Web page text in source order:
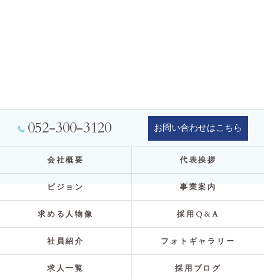
052-300-3120 お問い合わせはこちら
会社概要 代表挨拶
ビジョン 事業案内
求める人物像 採用Q&A
社員紹介 フォトギャラリー
求人一覧 採用ブログ